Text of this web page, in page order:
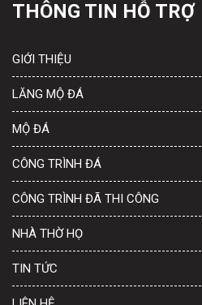
THÔNG TIN HỖ TRỢ
GIỚI THIỆU
LĂNG MỘ ĐÁ
MỘ ĐÁ
CÔNG TRÌNH ĐÁ
CÔNG TRÌNH ĐÃ THI CÔNG
NHÀ THỜ HỌ
TIN TỨC